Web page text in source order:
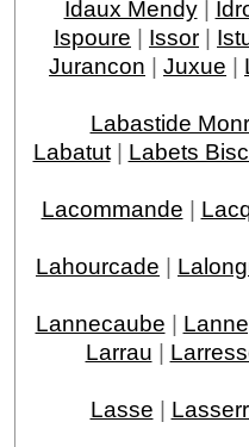
Idaux Mendy|
Ispoure | Issor |
Jurancon | Juxue |
Labastide
Labatut| Labets
Lacommande |
Lahourcade |
Lannecaube |
Larrau |
Lasse |